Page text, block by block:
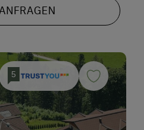
5